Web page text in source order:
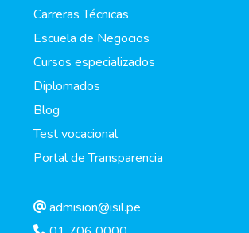
Carreras Técnicas
Escuela de Negocios
Cursos especializados
Diplomados
Blog
Test vocacional
Portal de Transparencia
admision@isil.pe